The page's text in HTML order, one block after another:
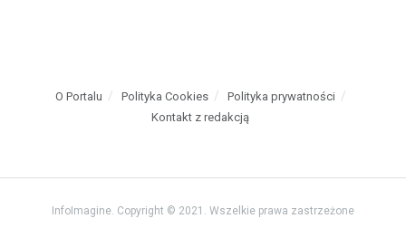
O Portalu Polityka Cookies
Polityka prywatności
Kontakt z redakcją
InfoImagine. Copyright © 2021. Wszelkie prawa zastrzeżone